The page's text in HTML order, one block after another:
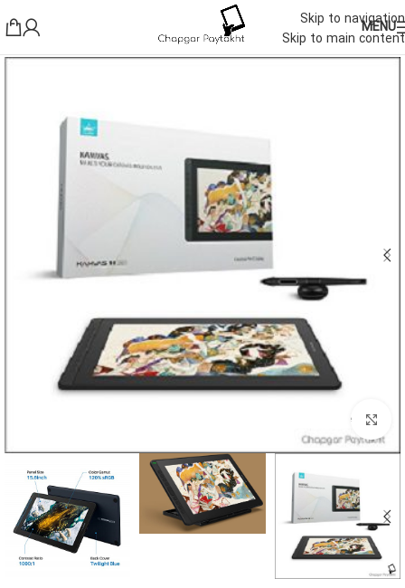
Skip to navigation
Skip to main content
MENU
Click to enlarge